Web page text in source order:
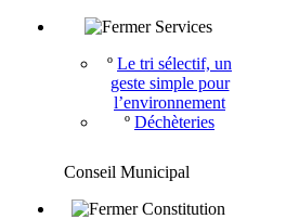
Services
º Le tri sélectif, un
geste simple pour
l’environnement
º Déchèteries
Conseil Municipal
Constitution